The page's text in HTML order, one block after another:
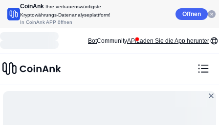
CoinAnk Ihre vertrauenswürdigste
Kryptowährungs-Datenanalyseplattform!
In CoinAnk APP öffnen
Öffnen
BotCommunityAPILaden Sie die App herunter